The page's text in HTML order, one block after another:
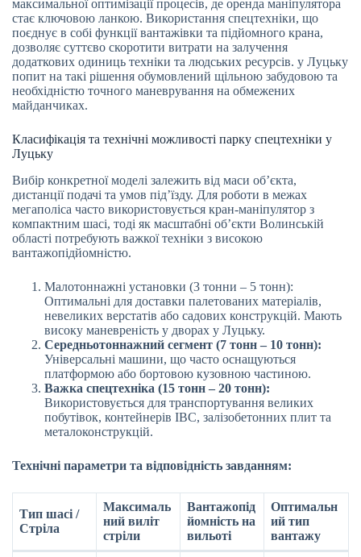
максимальної оптимізації процесів, де оренда маніпулятора
стає ключовою ланкою. Використання спецтехніки, що
поєднує в собі функції вантажівки та підйомного крана,
дозволяє суттєво скоротити витрати на залучення
додаткових одиниць техніки та людських ресурсів. у Луцьку
попит на такі рішення обумовлений щільною забудовою та
необхідністю точного маневрування на обмежених
майданчиках.
Класифікація та технічні можливості парку спецтехніки у
Луцьку
Вибір конкретної моделі залежить від маси об’єкта,
дистанції подачі та умов під’їзду. Для роботи в межах
мегаполіса часто використовується кран-маніпулятор з
компактним шасі, тоді як масштабні об’єкти Волинській
області потребують важкої техніки з високою
вантажопідйомністю.
Малотоннажні установки (3 тонни – 5 тонн):
Оптимальні для доставки палетованих матеріалів,
невеликих верстатів або садових конструкцій. Мають
високу маневреність у дворах у Луцьку.
Середньотоннажний сегмент (7 тонн – 10 тонн):
Універсальні машини, що часто оснащуються
платформою або бортовою кузовною частиною.
Важка спецтехніка (15 тонн – 20 тонн):
Використовується для транспортування великих
побутівок, контейнерів IBC, залізобетонних плит та
металоконструкцій.
Технічні параметри та відповідність завданням:
Тип шасі /
Стріла
Максималь
ний виліт
стріли
Вантажопід
йомність на
вильоті
Оптимальн
ий тип
вантажу